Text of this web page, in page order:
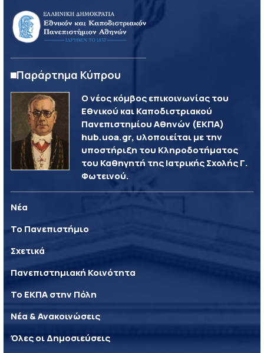
Παράρτημα Κύπρου
Ο νέος κόμβος επικοινωνίας του
Εθνικού και Καποδιστριακού
Πανεπιστημίου Αθηνών (ΕΚΠΑ)
hub.uoa.gr, υλοποιείται με την
υποστήριξη του Κληροδοτήματος
του Καθηγητή της Ιατρικής Σχολής Γ.
Φωτεινού.
Νέα
Το Πανεπιστήμιο
Σχετικά
Πανεπιστημιακή Κοινότητα
Το ΕΚΠΑ στην Πόλη
Νέα & Ανακοινώσεις
Όλες οι Δημοσιεύσεις